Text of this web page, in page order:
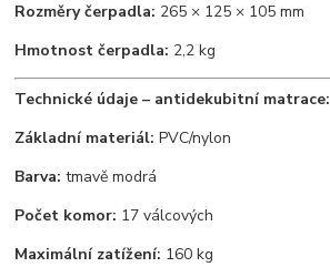
Rozměry čerpadla: 265 × 125 × 105 mm
Hmotnost čerpadla: 2,2 kg
Technické údaje – antidekubitní matrace:
Základní materiál: PVC/nylon
Barva: tmavě modrá
Počet komor: 17 válcových
Maximální zatížení: 160 kg